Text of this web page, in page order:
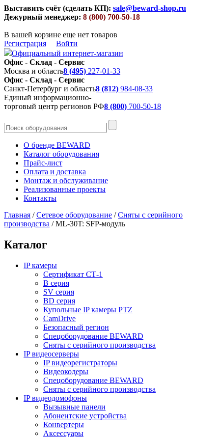
Выставить счёт (сделать КП): sale@beward-shop.ru
Дежурный менеджер: 8 (800) 700-50-18
В вашей корзине еще нет товаров
Регистрация
Войти
Официальный интернет-магазин
Офис - Склад - Сервис
Москва и область8 (495) 227-01-33
Офис - Склад - Сервис
Санкт-Петербург и область8 (812) 984-08-33
Единый информационно-
торговый центр регионов РФ8 (800) 700-50-18
О бренде BEWARD
Каталог оборудования
Прайс-лист
Оплата и доставка
Монтаж и обслуживание
Реализованные проекты
Контакты
Главная /Сетевое оборудование /Сняты с серийного
производства /ML-30T: SFP-модуль
Каталог
IP камеры
Сертификат СТ-1
B серия
SV серия
BD серия
Купольные IP камеры PTZ
CamDrive
Безопасный регион
Спецоборудование BEWARD
Сняты с серийного производства
IP видеосерверы
IP видеорегистраторы
Видеокодеры
Спецоборудование BEWARD
Сняты с серийного производства
IP видеодомофоны
Вызывные панели
Абонентские устройства
Конвертеры
Аксессуары